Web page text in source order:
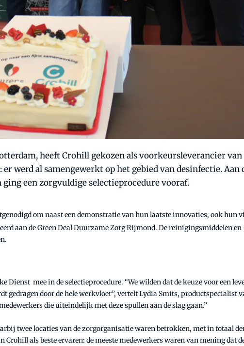
heeft Crohill gekozen als voorkeursleverancier
werd al samengewerkt op het gebied van desinfectie. Aan
een zorgvuldige selectieprocedure vooraf.
om naast een demonstratie van hun laatste innovaties, ook hun
aan de Green Deal Duurzame Zorg Rijmond. De reinigingsmiddelen
Dienst mee in de selectieprocedure. “We wilden dat de keuze voor een
gedragen door de hele werkvloer”, vertelt Lydia Smits,
die uiteindelijk met deze spullen aan de slag gaan.”
twee locaties van de zorgorganisatie waren betrokken, met in totaal
als beste ervaren: de meeste medewerkers waren van mening dat